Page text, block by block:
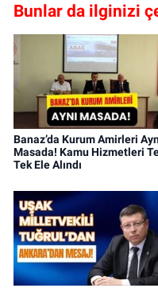
Bunlar da ilginizi
Banaz’da Kurum Amirleri
Masada! Kamu Hizmetleri
Tek Ele Alındı